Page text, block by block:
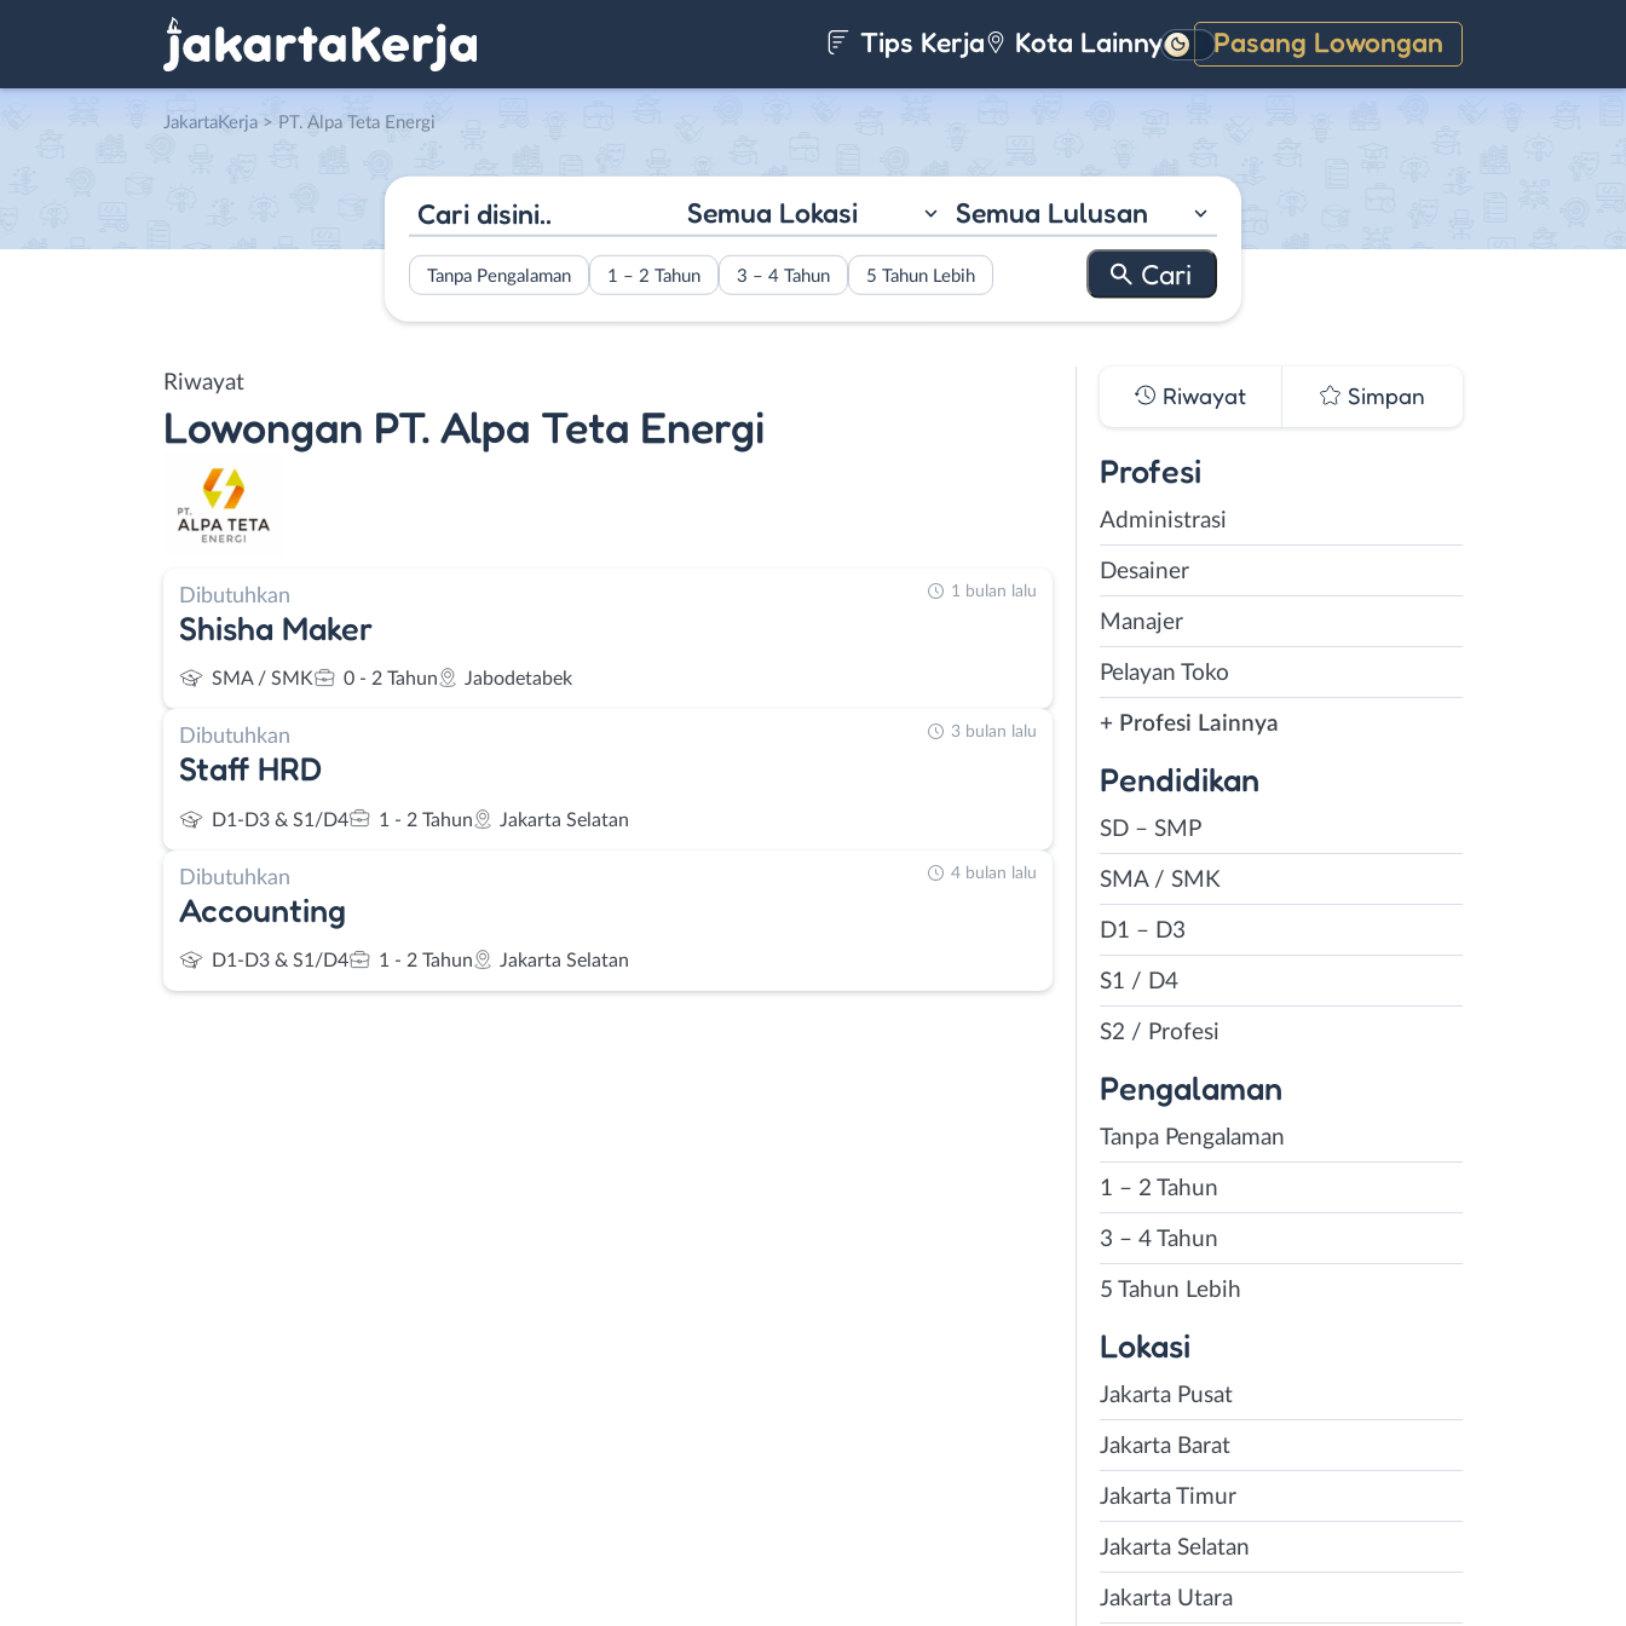
Tips Kerja Kota Lainnya Pasang Lowongan
Gelap
JakartaKerja > PT. Alpa Teta Energi
Semua Lokasi Semua Lulusan
Tanpa Pengalaman 1 – 2 Tahun 3 – 4 Tahun 5 Tahun Lebih
Riwayat
Lowongan PT. Alpa Teta Energi
Dibutuhkan
Shisha Maker
SMA / SMK 0 - 2 Tahun Jabodetabek
1 bulan lalu
Dibutuhkan
Staff HRD
D1-D3 & S1/D4 1 - 2 Tahun Jakarta Selatan
3 bulan lalu
Dibutuhkan
Accounting
D1-D3 & S1/D4 1 - 2 Tahun Jakarta Selatan
4 bulan lalu
Riwayat Simpan
Profesi
Administrasi
Desainer
Manajer
Pelayan Toko
+ Profesi Lainnya
Pendidikan
SD – SMP
SMA / SMK
D1 – D3
S1 / D4
S2 / Profesi
Pengalaman
Tanpa Pengalaman
1 – 2 Tahun
3 – 4 Tahun
5 Tahun Lebih
Lokasi
Jakarta Pusat
Jakarta Barat
Jakarta Timur
Jakarta Selatan
Jakarta Utara